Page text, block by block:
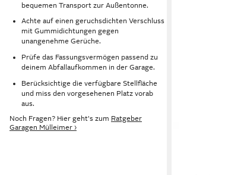
bequemen Transport zur Außentonne.
Achte auf einen geruchsdichten Verschluss
mit Gummidichtungen gegen
unangenehme Gerüche.
Prüfe das Fassungsvermögen passend zu
deinem Abfallaufkommen in der Garage.
Berücksichtige die verfügbare Stellfläche
und miss den vorgesehenen Platz vorab
aus.
Noch Fragen? Hier geht's zum Ratgeber
Garagen Mülleimer ›